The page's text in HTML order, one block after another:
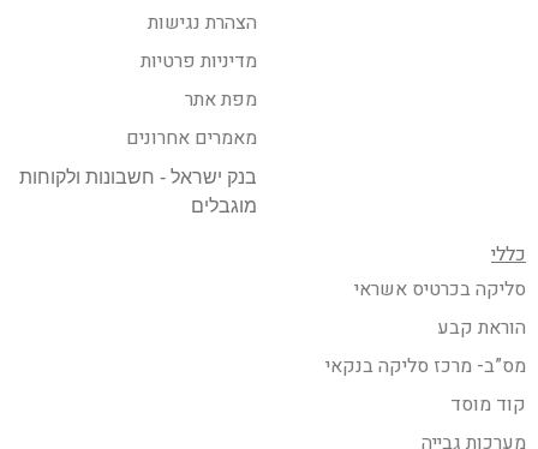
הצהרת נגישות
מדיניות פרטיות
מפת אתר
מאמרים אחרונים
בנק ישראל - חשבונות ולקוחות
מוגבלים
כללי
סליקה בכרטיס אשראי
הוראת קבע
מס”ב- מרכז סליקה בנקאי
קוד מוסד
מערכות גבייה